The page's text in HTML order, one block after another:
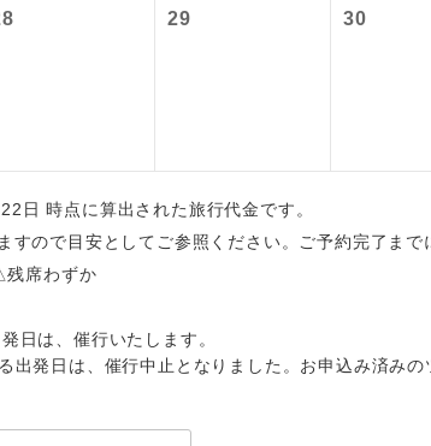
29 30
日 時点に算出された旅行代金です。
ので目安としてご参照ください。ご予約完了まで
席わずか
日は、催行いたします。
出発日は、催行中止となりました。お申込み済み
ご宿泊ホテルに
ん。（機内食を
お部屋にてゆっ
1名様催行 1名様から出発可